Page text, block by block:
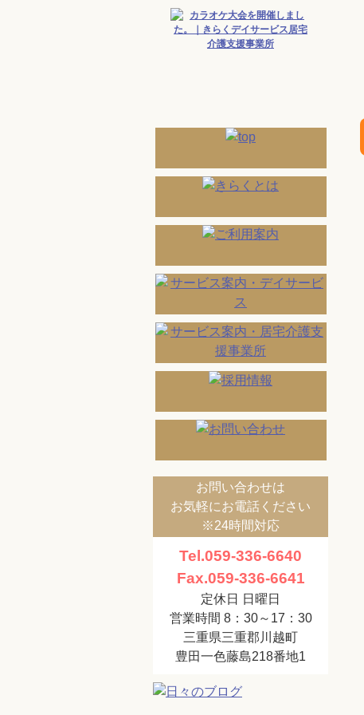
お問い合わせは
お気軽にお電話ください
※24時間対応
Tel.059-336-6640
Fax.059-336-6641
定休日 日曜日
営業時間 8：30～17：30
三重県三重郡川越町
豊田一色藤島218番地1